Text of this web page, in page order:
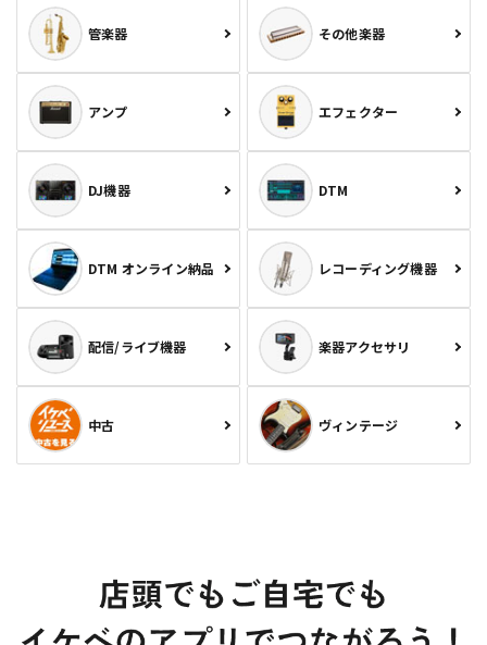
管楽器 その他楽器
アンプ エフェクター
DJ機器 DTM
DTM オンライン納品 レコーディング機器
配信/ライブ機器 楽器アクセサリ
中古 ヴィンテージ